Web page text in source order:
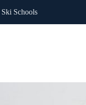
Schools